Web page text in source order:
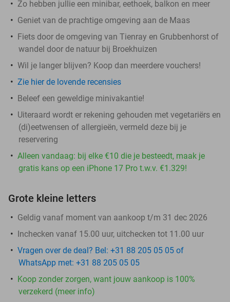
Zo hebben jullie een minibar, eethoek, balkon en meer
Geniet van de prachtige omgeving aan de Maas
Fiets door de omgeving van Tienray en Grubbenhorst of
wandel door de natuur bij Broekhuizen
Wil je langer blijven? Koop dan meerdere vouchers!
Zie hier de lovende recensies
Beleef een geweldige minivakantie!
Uiteraard wordt er rekening gehouden met vegetariërs en
(di)eetwensen of allergieën, vermeld deze bij je
reservering
Alleen vandaag: bij elke €10 die je besteedt, maak je
gratis kans op een iPhone 17 Pro t.w.v. €1.329!
Grote kleine letters
Geldig vanaf moment van aankoop t/m 31 dec 2026
Inchecken vanaf 15.00 uur, uitchecken tot 11.00 uur
Vragen over de deal? Bel: +31 88 205 05 05 of
WhatsApp met: +31 88 205 05 05
Koop zonder zorgen, want jouw aankoop is 100%
verzekerd (meer info)